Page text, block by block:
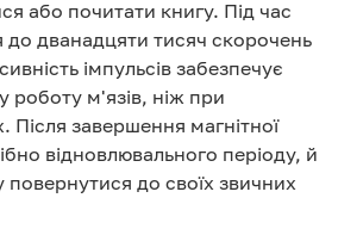
або почитати книгу. Під час
до дванадцяти тисяч скорочень
імпульсів забезпечує
роботу м'язів, ніж при
Після завершення магнітної
відновлювального періоду, й
до своїх звичних